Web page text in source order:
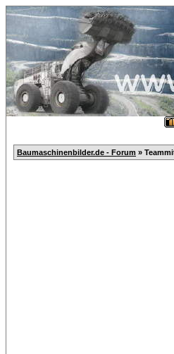
Baumaschinenbilder.de - Forum »